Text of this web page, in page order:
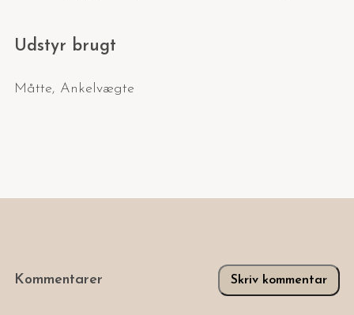
Udstyr brugt
Måtte, Ankelvægte
Kommentarer Skriv kommentar